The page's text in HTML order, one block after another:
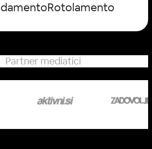
Rotolamento
Partner mediatici